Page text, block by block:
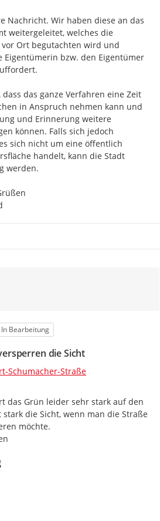
Nachricht. Wir haben diese an das
weitergeleitet, welches die
vor Ort begutachten wird und
Eigentümerin bzw. den Eigentümer
dass das ganze Verfahren eine Zeit
in Anspruch nehmen kann und
und Erinnerung weitere
können. Falls sich jedoch
sich nicht um eine öffentlich
handelt, kann die Stadt
werden.
Status
In Bearbeitung
die Sicht
Schumacher-Straße
das Grün leider sehr stark auf den
die Sicht, wenn man die Straße
möchte.